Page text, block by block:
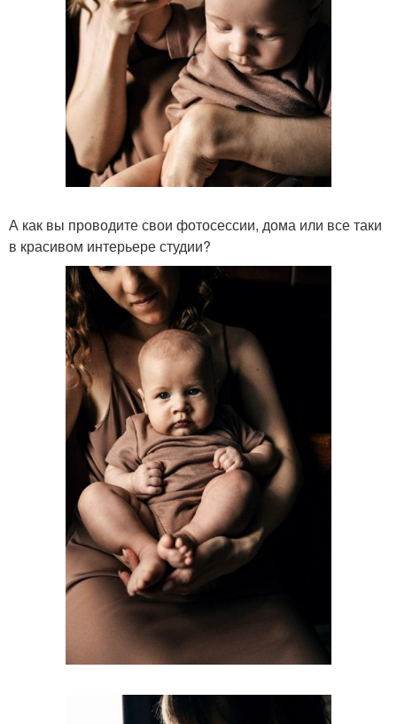
А как вы проводите свои фотосессии, дома или все таки
в красивом интерьере студии?